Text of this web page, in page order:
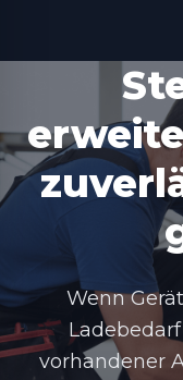
Wenn
vorhandener